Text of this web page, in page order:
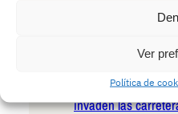
Ver
Política de
Podemos en las
mayo 14, 2026
cuidado con los
invaden las